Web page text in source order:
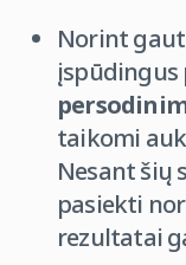
Norint
įspūdingus
taikomi
Nesant šių
pasiekti
rezultatai